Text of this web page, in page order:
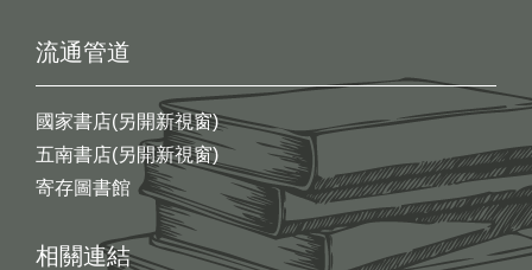
流通管道
國家書店(另開新視窗)
五南書店(另開新視窗)
寄存圖書館
相關連結